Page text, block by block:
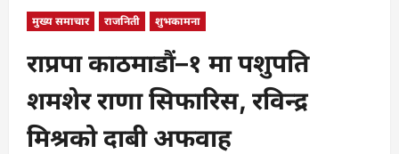
मुख्य समाचार राजनिती शुभकामना
राप्रपा काठमाडौं–१ मा पशुपति
शमशेर राणा सिफारिस, रविन्द्र
मिश्रको दाबी अफवाह